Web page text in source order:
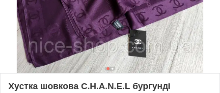
Хустка шовкова C.H.A.N.E.L бургунді